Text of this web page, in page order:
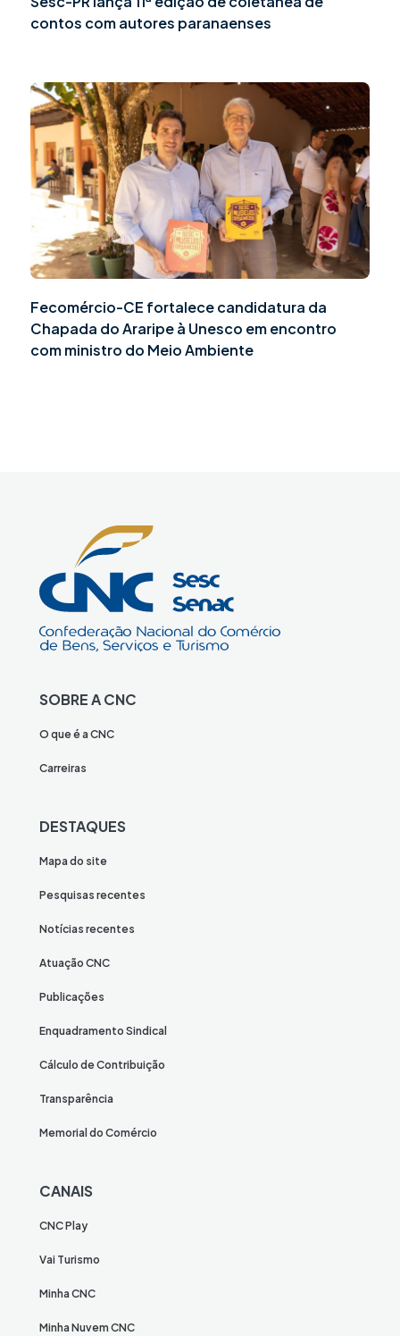
contos com autores paranaenses
Fecomércio-CE fortalece candidatura da
Chapada do Araripe à Unesco em encontro
com ministro do Meio Ambiente
SOBRE A CNC
O que é a CNC
Carreiras
DESTAQUES
Mapa do site
Pesquisas recentes
Notícias recentes
Atuação CNC
Publicações
Enquadramento Sindical
Cálculo de Contribuição
Transparência
Memorial do Comércio
CANAIS
CNC Play
Vai Turismo
Minha CNC
Minha Nuvem CNC